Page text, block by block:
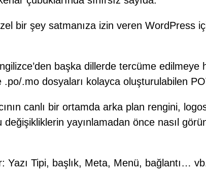
bir şey satmanıza izin veren WordPress
başka dillerde tercüme edilmeye
.mo dosyaları kolayca oluşturulabilen
canlı bir ortamda arka plan rengini,
değişikliklerin yayınlamadan önce nasıl
Yazı Tipi, başlık, Meta, Menü, bağlantı…